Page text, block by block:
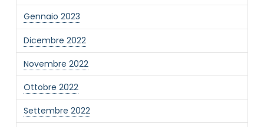
Gennaio 2023
Dicembre 2022
Novembre 2022
Ottobre 2022
Settembre 2022